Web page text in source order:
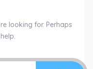
looking for. Perhaps